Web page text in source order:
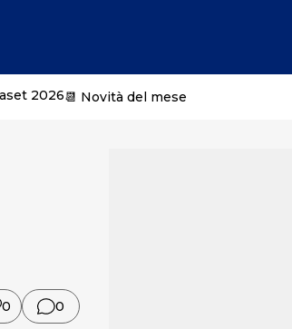
2026📆 Novità del mese
0 0